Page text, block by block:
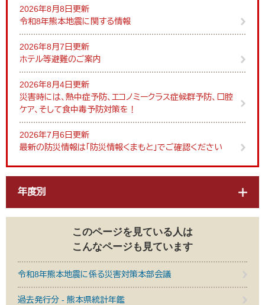
2026年8月8日更新
令和8年熊本地震に関する情報
2026年8月7日更新
ホテル等避難のご案内
2026年8月4日更新
災害時には、熱中症予防、エコノミークラス症候群予防、口腔
ケア、そして食中毒予防対策を！
2026年7月6日更新
最新の防災情報は「防災情報くまもと」でご確認ください
年度別
このページを見ている人は
こんなページも見ています
令和8年熊本地震に係る災害対策本部会議
過去発行分 - 熊本県統計年鑑